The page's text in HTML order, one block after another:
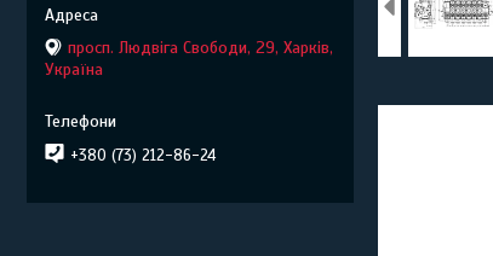
просп. Людвіга Свободи, 29, Харків,
Україна
+380 (73) 212-86-24